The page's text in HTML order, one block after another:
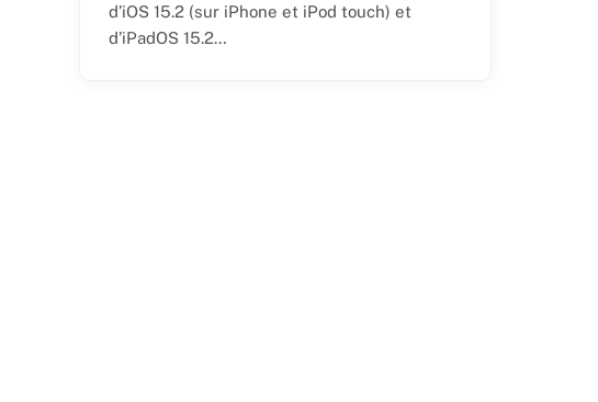
d’iOS 15.2 (sur iPhone et iPod touch) et
d’iPadOS 15.2…